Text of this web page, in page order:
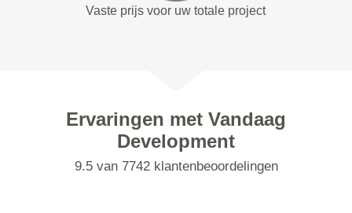
Vaste prijs voor uw totale project
Ervaringen met Vandaag
Development
9.5 van 7742 klantenbeoordelingen